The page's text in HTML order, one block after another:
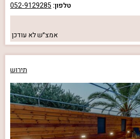
טלפון: 052-9129285
אמצ״שלא עודכן
תירוש